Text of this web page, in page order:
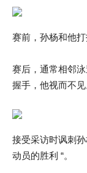
赛前，孙杨和他
赛后，通常相邻
握手，他视而不见
接受采访时讽刺
动员的胜利 “。